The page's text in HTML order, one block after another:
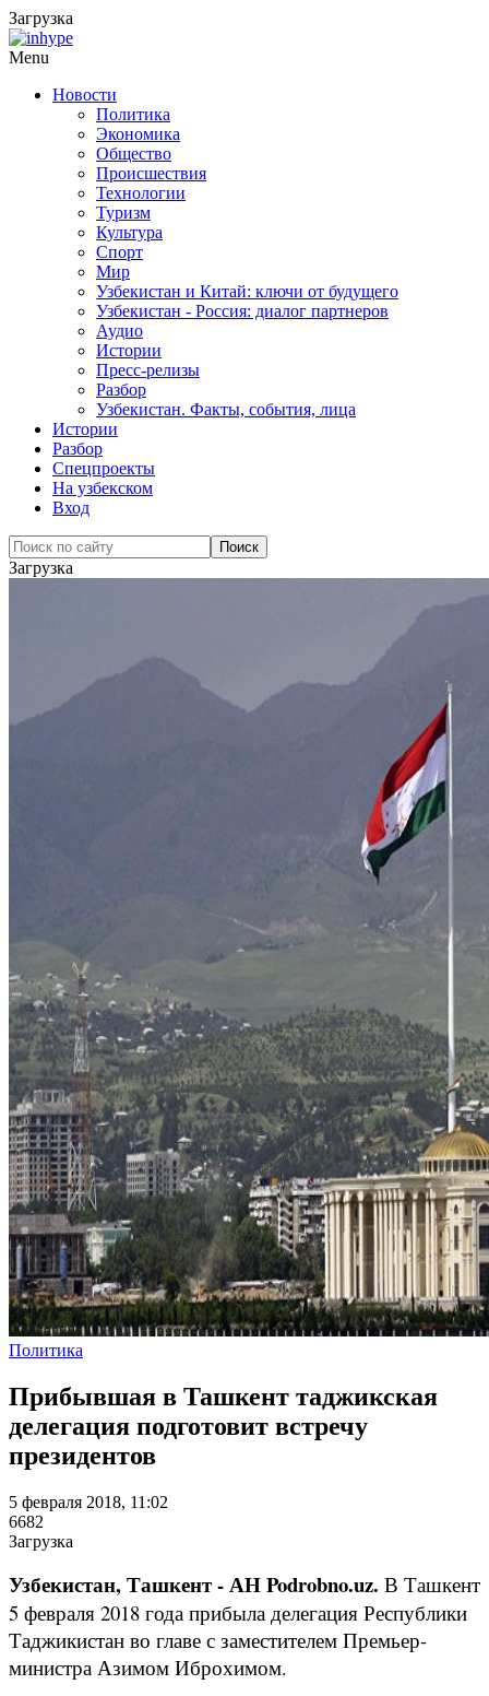
Загрузка
Menu
Новости
Политика
Экономика
Общество
Происшествия
Технологии
Туризм
Культура
Спорт
Мир
Узбекистан и Китай: ключи от будущего
Узбекистан - Россия: диалог партнеров
Аудио
Истории
Пресс-релизы
Разбор
Узбекистан. Факты, события, лица
Истории
Разбор
Спецпроекты
На узбекском
Вход
Загрузка
Политика
Прибывшая в Ташкент таджикская
делегация подготовит встречу
президентов
5 февраля 2018, 11:02
6682
Загрузка
Узбекистан, Ташкент - АН Podrobno.uz. В Ташкент
5 февраля 2018 года прибыла делегация Республики
Таджикистан во главе с заместителем Премьер-
министра Азимом Иброхимом.